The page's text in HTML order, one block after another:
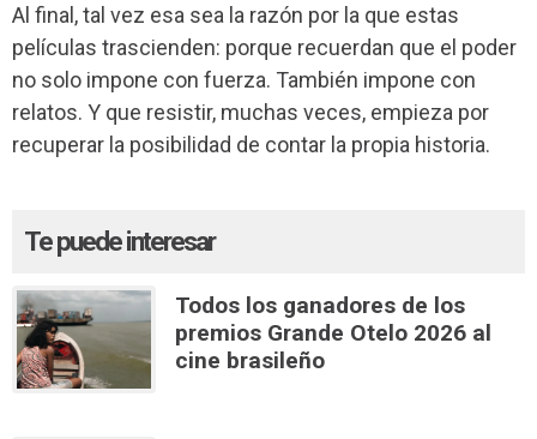
Al final, tal vez esa sea la razón por la que estas
películas trascienden: porque recuerdan que el poder
no solo impone con fuerza. También impone con
relatos. Y que resistir, muchas veces, empieza por
recuperar la posibilidad de contar la propia historia.
Te puede interesar
Todos los ganadores de los
premios Grande Otelo 2026 al
cine brasileño